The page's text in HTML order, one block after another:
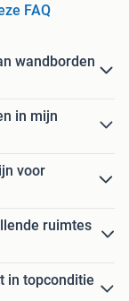
FAQ
wandborden
in mijn
voor
ruimtes
in topconditie